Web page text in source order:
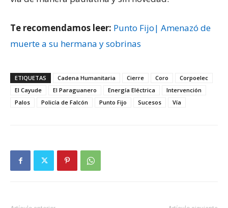
Te recomendamos leer: Punto Fijo| Amenazó de
muerte a su hermana y sobrinas
ETIQUETAS Cadena Humanitaria Cierre Coro
Corpoelec
El Cayude
El Paraguanero Energía Eléctrica
Intervención
Palos
Policía de Falcón Punto Fijo Sucesos Vía